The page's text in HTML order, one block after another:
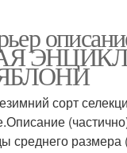
сорт
размера (